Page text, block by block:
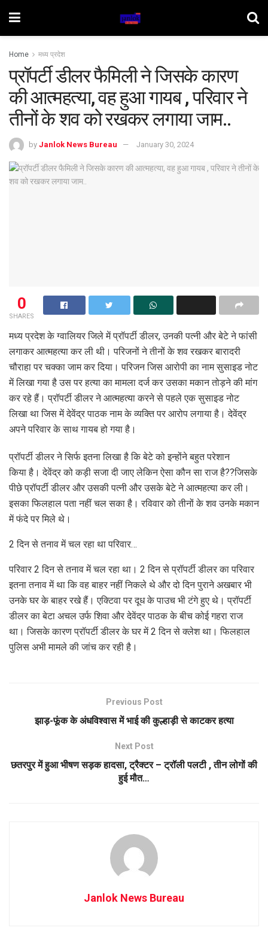
Home मध्य प्रदेश
प्रॉपर्टी डीलर फैमिली ने जिसके कारण
की आत्महत्या, वह हुआ गायब , परिवार ने
तीनों के शव को रखकर लगाया जाम..
by Janlok News Bureau January 30, 2024
0
SHARES
मध्य प्रदेश के ग्वालियर जिले में प्रॉपर्टी डीलर, उनकी पत्नी और बेटे ने फांसी
लगाकर आत्महत्या कर ली थी। परिजनों ने तीनों के शव रखकर बारादरी
चौराहा पर चक्का जाम कर दिया। परिजन जिस आरोपी का नाम सुसाइड नोट
में लिखा गया है उस पर हत्या का मामला दर्ज कर उसका मकान तोड़ने की मांग
कर रहे हैं। प्रॉपर्टी डीलर ने आत्महत्या करने से पहले एक सुसाइड नोट
लिखा था जिस में देवेंद्र पाठक नाम के व्यक्ति पर आरोप लगाया है। देवेंद्र
अपने परिवार के साथ गायब हो गया है।
प्रॉपर्टी डीलर ने सिर्फ इतना लिखा है कि बेटे को इन्होंने बहुत परेशान
किया है। देवेंद्र को कड़ी सजा दी जाए लेकिन ऐसा कौन सा राज है??जिसके
पीछे प्रॉपर्टी डीलर और उसकी पत्नी और उसके बेटे ने आत्महत्या कर ली।
इसका फिलहाल पता नहीं चल सका है। रविवार को तीनों के शव उनके मकान
में फंदे पर मिले थे।
2 दिन से तनाव में चल रहा था परिवार…
परिवार 2 दिन से तनाव में चल रहा था। 2 दिन से प्रॉपर्टी डीलर का परिवार
इतना तनाव में था कि वह बाहर नहीं निकले थे और दो दिन पुराने अखबार भी
उनके घर के बाहर रखे हैं। एक्टिवा पर दूध के पाउच भी टंगे हुए थे। प्रॉपर्टी
डीलर का बेटा अचल उर्फ शिवा और देवेंद्र पाठक के बीच कोई गहरा राज
था। जिसके कारण प्रॉपर्टी डीलर के घर में 2 दिन से क्लेश था। फिलहाल
पुलिस अभी मामले की जांच कर रही है।
Previous Post
झाड़-फूंक के अंधविश्वास में भाई की कुल्हाड़ी से काटकर हत्या
Next Post
छतरपुर में हुआ भीषण सड़क हादसा, ट्रैक्टर – ट्रॉली पलटी , तीन लोगों की
हुई मौत…
Janlok News Bureau